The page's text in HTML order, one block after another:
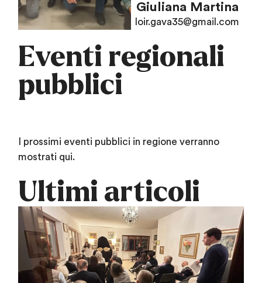
Giuliana Martina
loir.gava35@gmail.com
Eventi regionali
pubblici
I prossimi eventi pubblici in regione verranno
mostrati qui.
Ultimi articoli